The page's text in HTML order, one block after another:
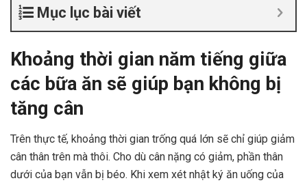
Mục lục bài viết
Khoảng thời gian năm tiếng giữa
các bữa ăn sẽ giúp bạn không bị
tăng cân
Trên thực tế, khoảng thời gian trống quá lớn sẽ chỉ giúp giảm
cân thân trên mà thôi. Cho dù cân nặng có giảm, phần thân
dưới của bạn vẫn bị béo. Khi xem xét nhật ký ăn uống của